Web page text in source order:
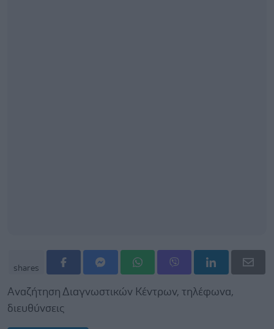
shares
Αναζήτηση Διαγνωστικών Κέντρων, τηλέφωνα,
διευθύνσεις